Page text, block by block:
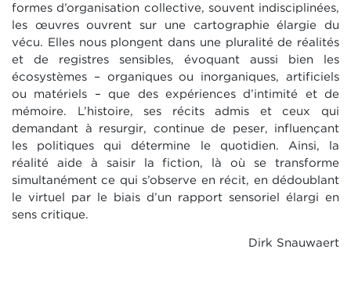
formes d’organisation collective, souvent indisciplinées,
les œuvres ouvrent sur une cartographie élargie du
vécu. Elles nous plongent dans une pluralité de réalités
et de registres sensibles, évoquant aussi bien les
écosystèmes – organiques ou inorganiques, artificiels
ou matériels – que des expériences d’intimité et de
mémoire. L’histoire, ses récits admis et ceux qui
demandant à resurgir, continue de peser, influençant
les politiques qui détermine le quotidien. Ainsi, la
réalité aide à saisir la fiction, là où se transforme
simultanément ce qui s’observe en récit, en dédoublant
le virtuel par le biais d’un rapport sensoriel élargi en
sens critique.
Dirk Snauwaert